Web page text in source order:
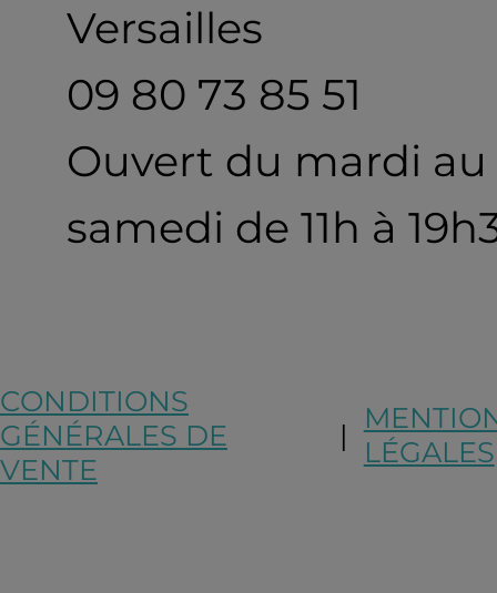
Versailles
09 80 73 85 51
Ouvert du mardi au
samedi de 11h à
CONDITIONS
GÉNÉRALES DE
VENTE
|LÉGALES